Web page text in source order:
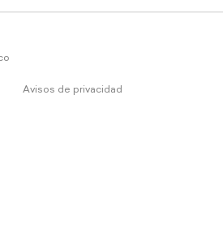
Avisos de privacidad